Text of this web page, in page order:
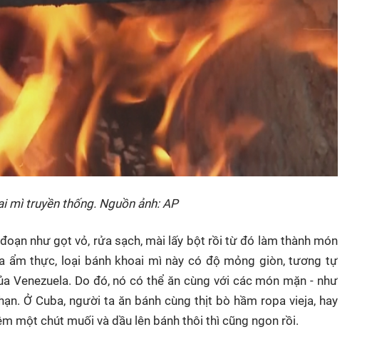
mì truyền thống. Nguồn ảnh: AP
như gọt vỏ, rửa sạch, mài lấy bột rồi từ đó làm thành món
ẩm thực, loại bánh khoai mì này có độ mỏng giòn, tương tự
Venezuela. Do đó, nó có thể ăn cùng với các món mặn - như
Ở Cuba, người ta ăn bánh cùng thịt bò hầm ropa vieja, hay
một chút muối và dầu lên bánh thôi thì cũng ngon rồi.